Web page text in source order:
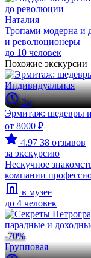
Наталия
Тропами модерна и
и революционеры
до 10 человек
Похожие экскурсии
Индивидуальная
2ч
Эрмитаж: шедевры
от 8000 ₽
4.97 38 отзывов
за экскурсию
Нескучное
компании
в музее
до 4 человек
-70%
Групповая